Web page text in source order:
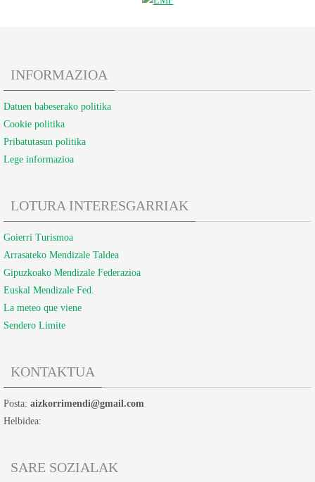
INFORMAZIOA
Datuen babeserako politika
Cookie politika
Pribatutasun politika
Lege informazioa
LOTURA INTERESGARRIAK
Goierri Turismoa
Arrasateko Mendizale Taldea
Gipuzkoako Mendizale Federazioa
Euskal Mendizale Fed.
La meteo que viene
Sendero Limite
KONTAKTUA
Posta: aizkorrimendi@gmail.com
Helbidea:
SARE SOZIALAK